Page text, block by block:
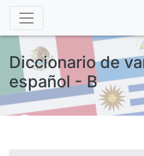
Diccionario de
español - B